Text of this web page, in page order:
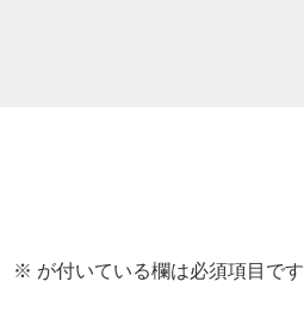
※ が付いている欄は必須項目です